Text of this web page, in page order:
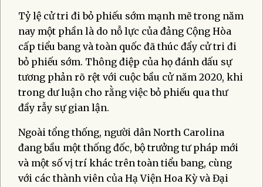
Tỷ lệ cử tri đi bỏ phiếu sớm mạnh mẽ trong năm
nay một phần là do nỗ lực của đảng Cộng Hòa
cấp tiểu bang và toàn quốc đã thúc đẩy cử tri đi
bỏ phiếu sớm. Thông điệp của họ đánh dấu sự
tương phản rõ rệt với cuộc bầu cử năm 2020, khi
trong dư luận cho rằng việc bỏ phiếu qua thư
đầy rẫy sự gian lận.
Ngoài tổng thống, người dân North Carolina
đang bầu một thống đốc, bộ trưởng tư pháp mới
và một số vị trí khác trên toàn tiểu bang, cùng
với các thành viên của Hạ Viện Hoa Kỳ và Đại